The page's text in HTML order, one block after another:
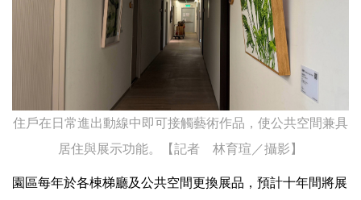
住戶在日常進出動線中即可接觸藝術作品，使公共空間兼具
居住與展示功能。【記者 林育瑄／攝影】
園區每年於各棟梯廳及公共空間更換展品，預計十年間將展